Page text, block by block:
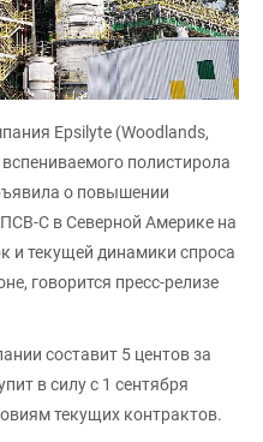
Epsilyte (Woodlands,
полистирола
о повышении
С в Северной Америке на
и текущей динамики спроса
говорится пресс-релизе
составит 5 центов за
в силу с 1 сентября
текущих контрактов.